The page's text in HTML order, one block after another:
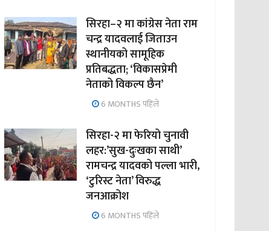
सिरहा–२ मा कांग्रेस नेता राम
चन्द्र यादवलाई जिताउन
स्थानीयको सामूहिक
प्रतिबद्धता; ‘विकासप्रेमी
नेताको विकल्प छैन’
6 MONTHS पहिले
सिरहा-२ मा फेरियो चुनावी
लहर:’सुख-दुःखका साथी’
रामचन्द्र यादवको पल्ला भारी,
‘टुरिस्ट नेता’ विरुद्ध
जनआक्रोश
6 MONTHS पहिले